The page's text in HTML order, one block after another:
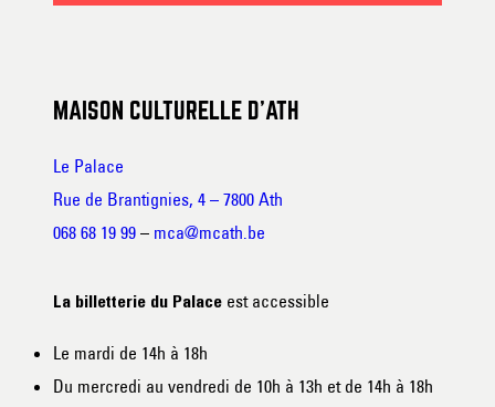
MAISON CULTURELLE D’ATH
Le Palace
Rue de Brantignies, 4 – 7800 Ath
068 68 19 99 – mca@mcath.be
La billetterie du Palace est accessible
Le mardi de 14h à 18h
Du mercredi au vendredi de 10h à 13h et de 14h à 18h